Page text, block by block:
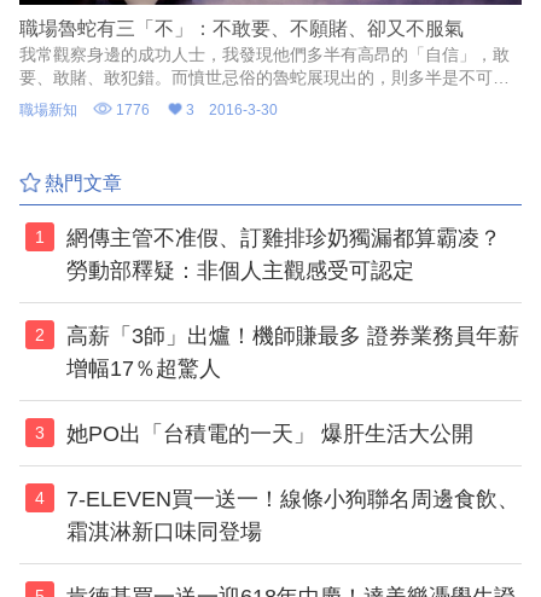
職場魯蛇有三「不」：不敢要、不願賭、卻又不服氣
我常觀察身邊的成功人士，我發現他們多半有高昂的「自信」，敢
要、敢賭、敢犯錯。而憤世忌俗的魯蛇展現出的，則多半是不可侵
犯的「自尊」！
職場新知 1776 3 2016-3-30
熱門文章
1
網傳主管不准假、訂雞排珍奶獨漏都算霸凌？
勞動部釋疑：非個人主觀感受可認定
2
高薪「3師」出爐！機師賺最多 證券業務員年薪
增幅17％超驚人
3 她PO出「台積電的一天」 爆肝生活大公開
4
7-ELEVEN買一送一！線條小狗聯名周邊食飲、
霜淇淋新口味同登場